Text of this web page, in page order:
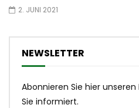
2. JUNI 2021
NEWSLETTER
Abonnieren Sie hier
Sie informiert.